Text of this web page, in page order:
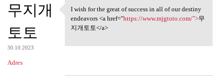
무지개
토토
30.10.2023
Adres
I wish for the great of
I wish for the great of success in all of our destiny
endeavors <a href="https://www.mjgtoto.com/">무
지개토토</a>